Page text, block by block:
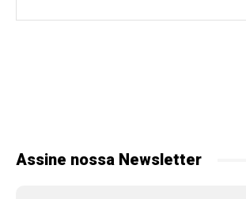
Assine nossa Newsletter